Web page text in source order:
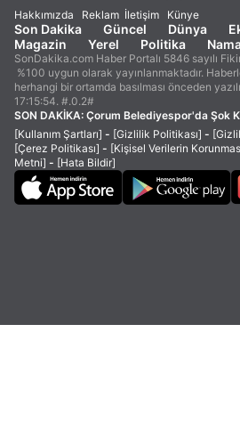
Hakkımızda Reklam İletişim Künye
Son Dakika Güncel Dünya
Magazin
Yerel Politika
SonDakika.com Haber Portalı 5846 sayılı
%100 uygun olarak yayınlanmaktadır.
herhangi bir ortamda basılması önceden
17:15:54. #.0.2#
SON DAKİKA: Çorum Belediyespor'da Şok
[Kullanım Şartları] - [Gizlilik Politikası] -
[Çerez Politikası] - [Kişisel Verilerin
Metni] - [Hata Bildir]